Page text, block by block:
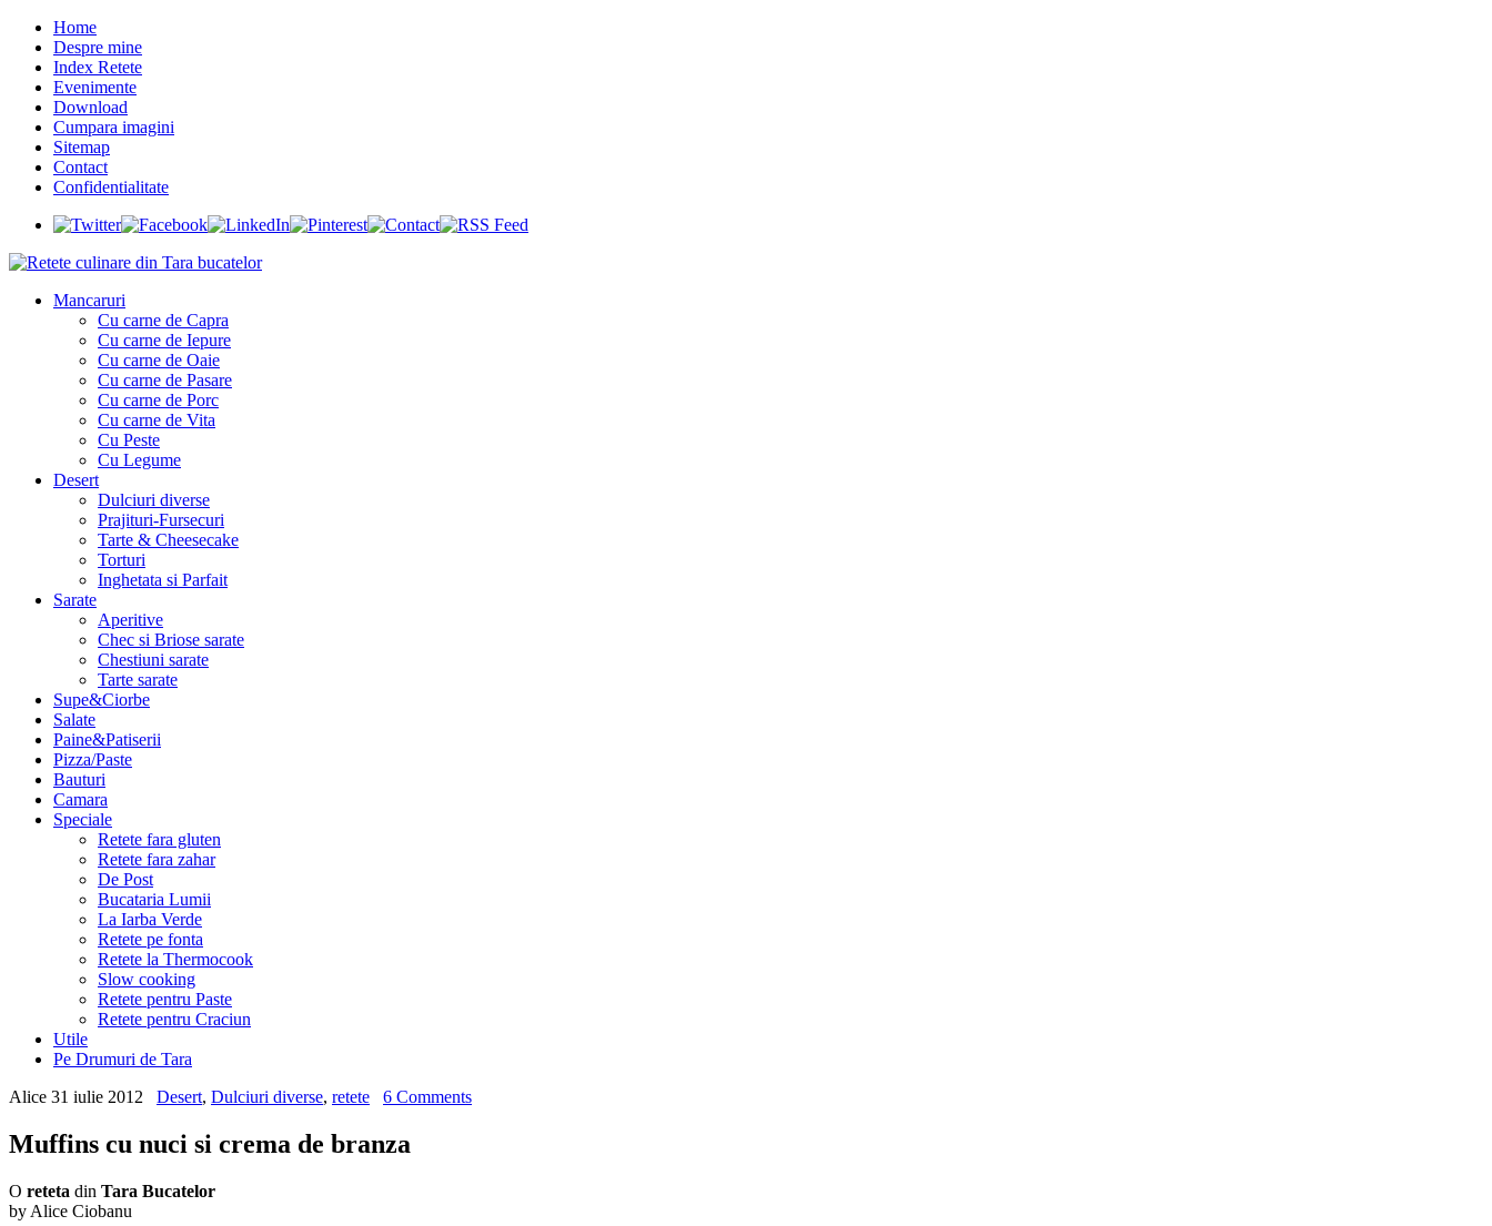
Home
Despre mine
Index Retete
Evenimente
Download
Cumpara imagini
Sitemap
Contact
Confidentialitate
Mancaruri
Cu carne de Capra
Cu carne de Iepure
Cu carne de Oaie
Cu carne de Pasare
Cu carne de Porc
Cu carne de Vita
Cu Peste
Cu Legume
Desert
Dulciuri diverse
Prajituri-Fursecuri
Tarte & Cheesecake
Torturi
Inghetata si Parfait
Sarate
Aperitive
Chec si Briose sarate
Chestiuni sarate
Tarte sarate
Supe&Ciorbe
Salate
Paine&Patiserii
Pizza/Paste
Bauturi
Camara
Speciale
Retete fara gluten
Retete fara zahar
De Post
Bucataria Lumii
La Iarba Verde
Retete pe fonta
Retete la Thermocook
Slow cooking
Retete pentru Paste
Retete pentru Craciun
Utile
Pe Drumuri de Tara
Alice 31 iulie 2012 Desert, Dulciuri diverse, retete 6 Comments
Muffins cu nuci si crema de branza
O reteta din Tara Bucatelor
by Alice Ciobanu